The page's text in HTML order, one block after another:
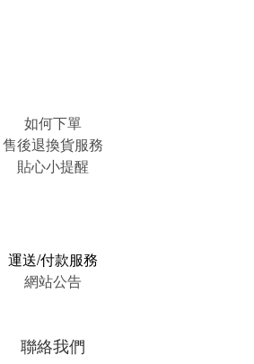
如何下單
售後退換貨服務
貼心小提醒
運送/付款服務
網站公告
聯絡我們